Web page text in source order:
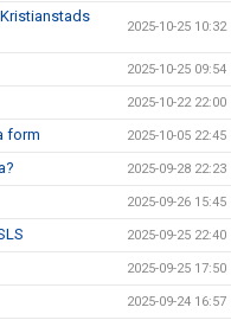
2025-10-25 10:32
2025-10-25 09:54
2025-10-22 22:00
form 2025-10-05 22:45
2025-09-28 22:23
2025-09-26 15:45
2025-09-25 22:40
2025-09-25 17:50
2025-09-24 16:57